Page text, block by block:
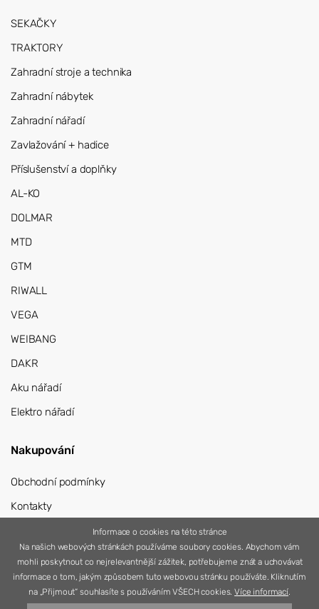
SEKAČKY
TRAKTORY
Zahradní stroje a technika
Zahradní nábytek
Zahradní nářadí
Zavlažování + hadice
Příslušenství a doplňky
AL-KO
DOLMAR
MTD
GTM
RIWALL
VEGA
WEIBANG
DAKR
Aku nářadí
Elektro nářadí
Nakupování
Obchodní podmínky
Kontakty
Informace o cookies na této stránce
Na našich webových stránkách používáme soubory cookies. Abychom vám
mohli poskytnout co nejrelevantnější zážitek, potřebujeme znát a uchovávat
informace o tom, jakým způsobem tuto webovou stránku používáte. Kliknutím
na „Přijmout“ souhlasíte s používáním VŠECH cookies.Více informací.